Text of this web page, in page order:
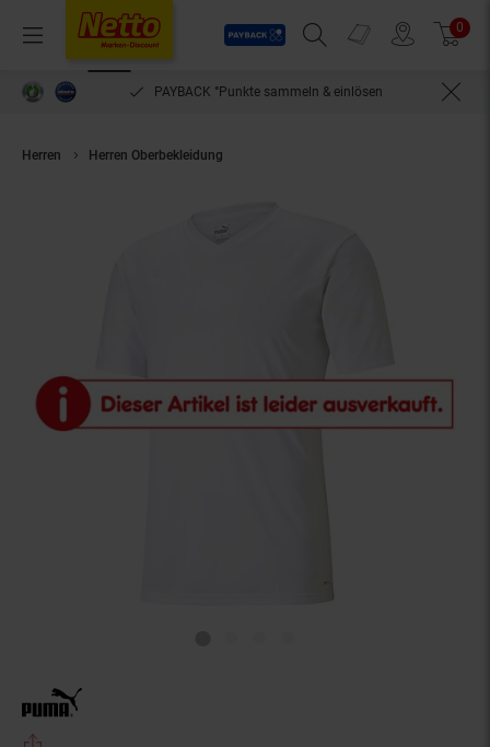
Menü
Payback
Suchfeld einblenden
Prospekte 0
PAYBACK °Punkte sammeln & einlösen
Herren Herren Oberbekleidung